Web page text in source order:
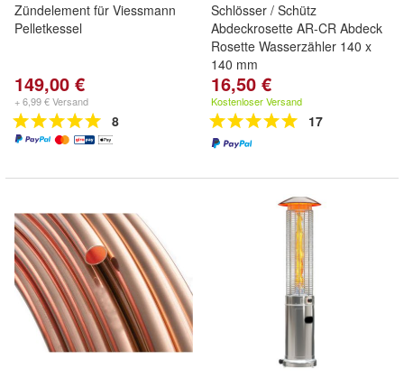
Zündelement für Viessmann
Pelletkessel
149,00 €
+ 6,99 € Versand
8
Schlösser / Schütz
Abdeckrosette AR-CR Abdeck
Rosette Wasserzähler 140 x
140 mm
16,50 €
Kostenloser Versand
17